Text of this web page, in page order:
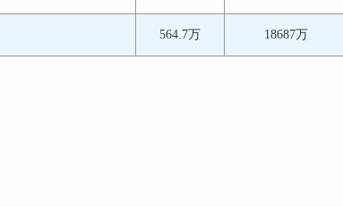
564.7万 18687万